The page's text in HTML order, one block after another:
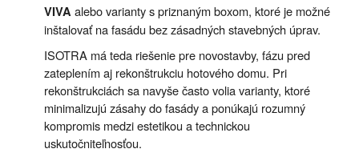
VIVAalebo varianty s priznaným boxom, ktoré je možné
inštalovať na fasádu bez zásadných stavebných úprav.
ISOTRA má teda riešenie pre novostavby, fázu pred
zateplením aj rekonštrukciu hotového domu. Pri
rekonštrukciách sa navyše často volia varianty, ktoré
minimalizujú zásahy do fasády a ponúkajú rozumný
kompromis medzi estetikou a technickou
uskutočniteľnosťou.